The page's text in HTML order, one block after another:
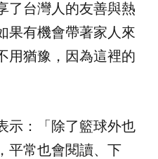
了台灣人的友善與熱
果有機會帶著家人來
用猶豫，因為這裡的
示：「除了籃球外也
平常也會閱讀、下